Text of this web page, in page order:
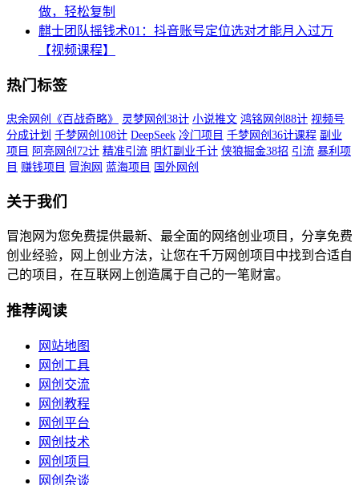
做，轻松复制
麒士团队摇钱术01：抖音账号定位选对才能月入过万
【视频课程】
热门标签
忠余网创《百战奇略》 灵梦网创38计 小说推文 鸿铭网创88计 视频号
分成计划 千梦网创108计 DeepSeek 冷门项目 千梦网创36计课程 副业
项目 阿亮网创72计 精准引流 明灯副业千计 侠狼掘金38招 引流 暴利项
目 赚钱项目 冒泡网 蓝海项目 国外网创
关于我们
冒泡网为您免费提供最新、最全面的网络创业项目，分享免费
创业经验，网上创业方法，让您在千万网创项目中找到合适自
己的项目，在互联网上创造属于自己的一笔财富。
推荐阅读
网站地图
网创工具
网创交流
网创教程
网创平台
网创技术
网创项目
网创杂谈